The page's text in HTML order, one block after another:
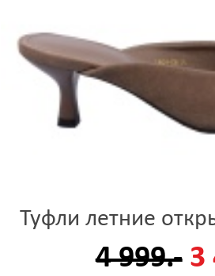
Туфли летние
4 999.- 3